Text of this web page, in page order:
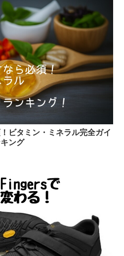
ビタミン・ミネラル完全ガイ
ング